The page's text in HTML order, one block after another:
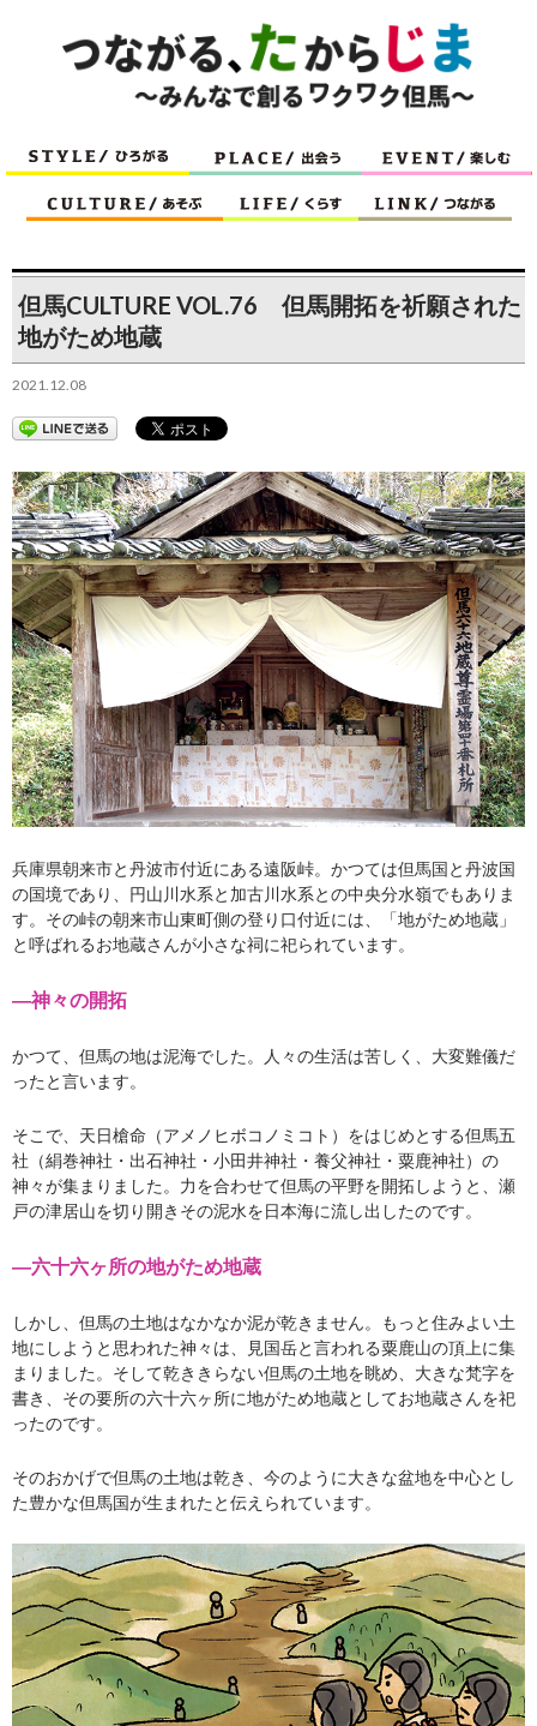
但馬CULTURE VOL.76 但馬開拓を祈願された
地がため地蔵
2021.12.08
兵庫県朝来市と丹波市付近にある遠阪峠。かつては但馬国と丹波国
の国境であり、円山川水系と加古川水系との中央分水嶺でもありま
す。その峠の朝来市山東町側の登り口付近には、「地がため地蔵」
と呼ばれるお地蔵さんが小さな祠に祀られています。
―神々の開拓
かつて、但馬の地は泥海でした。人々の生活は苦しく、大変難儀だ
ったと言います。
そこで、天日槍命（アメノヒボコノミコト）をはじめとする但馬五
社（絹巻神社・出石神社・小田井神社・養父神社・粟鹿神社）の
神々が集まりました。力を合わせて但馬の平野を開拓しようと、瀬
戸の津居山を切り開きその泥水を日本海に流し出したのです。
―六十六ヶ所の地がため地蔵
しかし、但馬の土地はなかなか泥が乾きません。もっと住みよい土
地にしようと思われた神々は、見国岳と言われる粟鹿山の頂上に集
まりました。そして乾ききらない但馬の土地を眺め、大きな梵字を
書き、その要所の六十六ヶ所に地がため地蔵としてお地蔵さんを祀
ったのです。
そのおかげで但馬の土地は乾き、今のように大きな盆地を中心とし
た豊かな但馬国が生まれたと伝えられています。